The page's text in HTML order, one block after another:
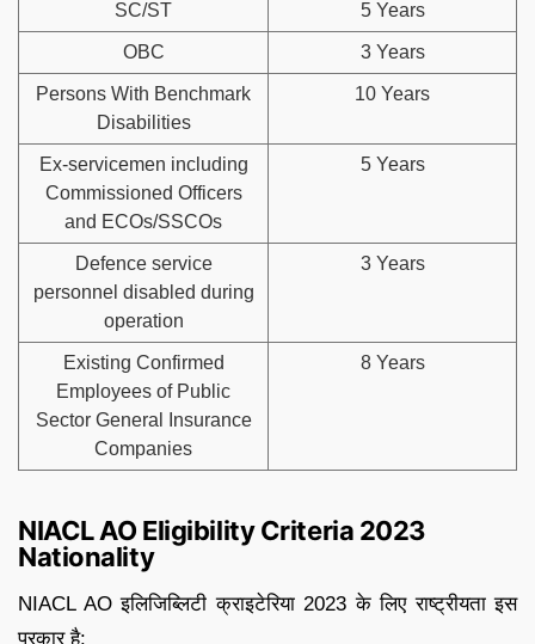
SC/ST 5 Years
OBC 3 Years
Persons With Benchmark
Disabilities
10 Years
Ex-servicemen including
Commissioned Officers
and ECOs/SSCOs
5 Years
Defence service
personnel disabled during
operation
3 Years
Existing Confirmed
Employees of Public
Sector General Insurance
Companies
8 Years
NIACL AO Eligibility Criteria 2023
Nationality
NIACL AO इलिजिब्लिटी क्राइटेरिया 2023 के लिए राष्ट्रीयता इस
प्रकार है: